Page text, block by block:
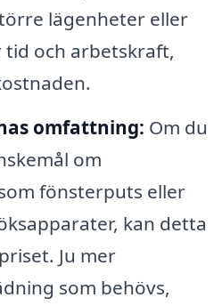
lägenheter eller
tid och arbetskraft,
omfattning: Om du
om
fönsterputs eller
kan detta
Ju mer
som behövs,